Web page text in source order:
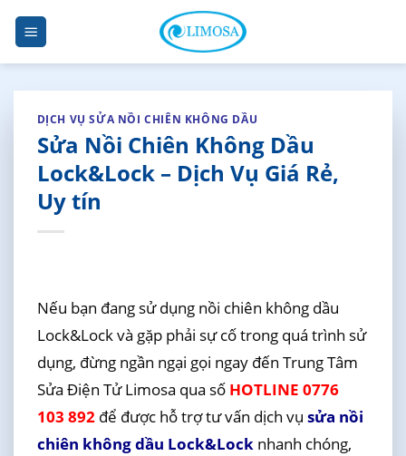
Skip
content
DỊCH VỤ SỬA NỒI CHIÊN KHÔNG DẦU
Sửa Nồi Chiên Không Dầu
Lock&Lock – Dịch Vụ Giá Rẻ,
Uy tín
Nếu bạn đang sử dụng nồi chiên không dầu
Lock&Lock và gặp phải sự cố trong quá trình sử
dụng, đừng ngần ngại gọi ngay đến Trung Tâm
Sửa Điện Tử Limosa qua số HOTLINE 0776
103 892để được hỗ trợ tư vấn dịch vụ sửa nồi
chiên không dầu Lock&Locknhanh chóng,